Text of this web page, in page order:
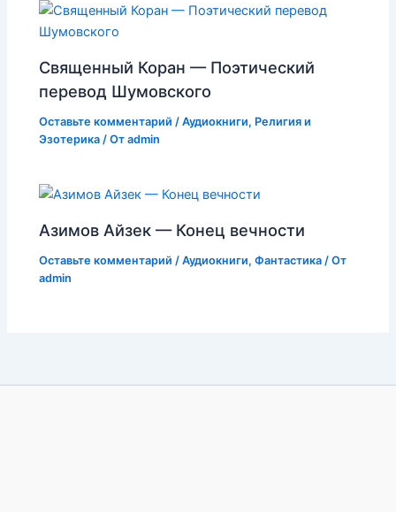
Священный Коран — Поэтический
перевод Шумовского
Оставьте комментарий /Аудиокниги, Религия и
Эзотерика / Отadmin
Азимов Айзек — Конец вечности
Оставьте комментарий /Аудиокниги,Фантастика / От
admin